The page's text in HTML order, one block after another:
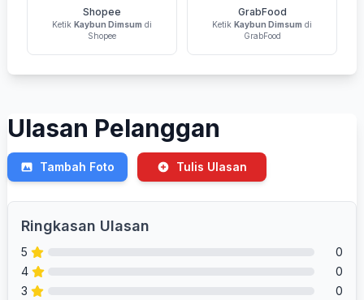
Shopee
Ketik Kaybun Dimsum di
Shopee
GrabFood
Ketik Kaybun Dimsum di
GrabFood
Ulasan Pelanggan
Tambah Foto Tulis Ulasan
Ringkasan Ulasan
5
0
4
0
3
0